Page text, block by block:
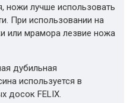
ножи лучше использовать
При использовании на
или мрамора лезвие ножа
дубильная
используется в
досок FELIX.